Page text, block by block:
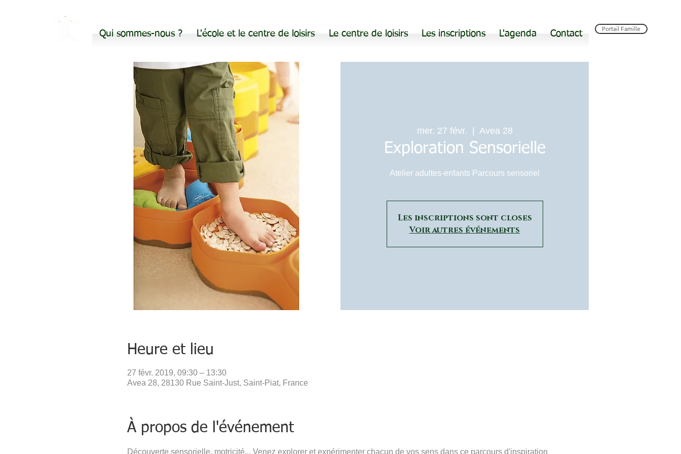
Qui sommes-nous ? L'école et le centre de loisirs Le centre de loisirs Les inscriptions L'agenda Contact
Portail Famille
mer. 27 févr.
  |
Avea 28
Exploration Sensorielle
Atelier adultes-enfants Parcours sensoriel
Les inscriptions sont closes
Voir autres événements
Heure et lieu
27 févr. 2019, 09:30 – 13:30
Avea 28, 28130 Rue Saint-Just, Saint-Piat, France
À propos de l'événement
Découverte sensorielle, motricité... Venez explorer et expérimenter chacun de vos sens dans ce parcours d'inspiration